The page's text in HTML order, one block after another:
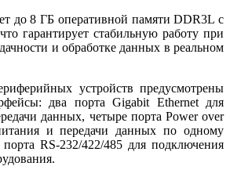
до 8 ГБ оперативной памяти DDR3L с
гарантирует стабильную работу при
и обработке данных в реальном
устройств предусмотрены
два порта Gigabit Ethernet для
данных, четыре порта Power over
и передачи данных по одному
RS-232/422/485 для подключения